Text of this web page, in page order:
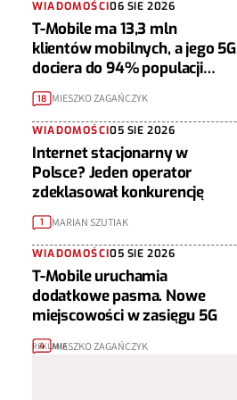
WIADOMOŚCI06 SIE 2026
T-Mobile ma 13,3 mln
klientów mobilnych, a jego 5G
dociera do 94% populacji
Polski
18 MIESZKO ZAGAŃCZYK
WIADOMOŚCI05 SIE 2026
Internet stacjonarny w
Polsce? Jeden operator
zdeklasował konkurencję
1 MARIAN SZUTIAK
WIADOMOŚCI05 SIE 2026
T-Mobile uruchamia
dodatkowe pasma. Nowe
miejscowości w zasięgu 5G
4 MIESZKO ZAGAŃCZYK